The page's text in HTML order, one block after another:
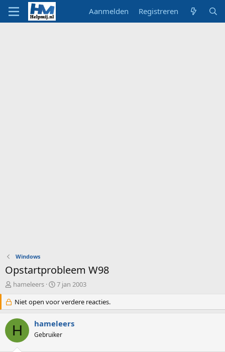
Aanmelden Registreren
Windows
Opstartprobleem W98
O
d
e
r
w
e
hameleers
S
a
r
t
d
a
7 jan 2003
Niet open voor verdere reacties.
H hameleers
Gebruiker